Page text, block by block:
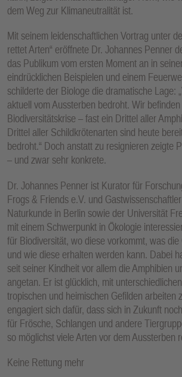
dem Weg zur Klimaneutralität ist.
Mit seinem leidenschaftlichen Vortrag unter
rettet Arten“ eröffnete Dr. Johannes Penner
das Publikum vom ersten Moment an in
eindrücklichen Beispielen und einem
schilderte der Biologe die dramatische Lage:
aktuell vom Aussterben bedroht. Wir
Biodiversitätskrise – fast ein Drittel aller
Drittel aller Schildkrötenarten sind heute
bedroht.“ Doch anstatt zu resignieren zeigte
– und zwar sehr konkrete.
Dr. Johannes Penner ist Kurator für
Frogs & Friends e.V. und
Naturkunde in Berlin sowie der Universität
mit einem Schwerpunkt in Ökologie
für Biodiversität, wo diese vorkommt, was
und wie diese erhalten werden kann. Dabei
seit seiner Kindheit vor allem die Amphibien
angetan. Er ist glücklich, mit
tropischen und heimischen Gefilden arbeiten
engagiert sich dafür, dass sich in Zukunft
für Frösche, Schlangen und andere
so möglichst viele Arten vor dem Aussterben
Keine Rettung mehr